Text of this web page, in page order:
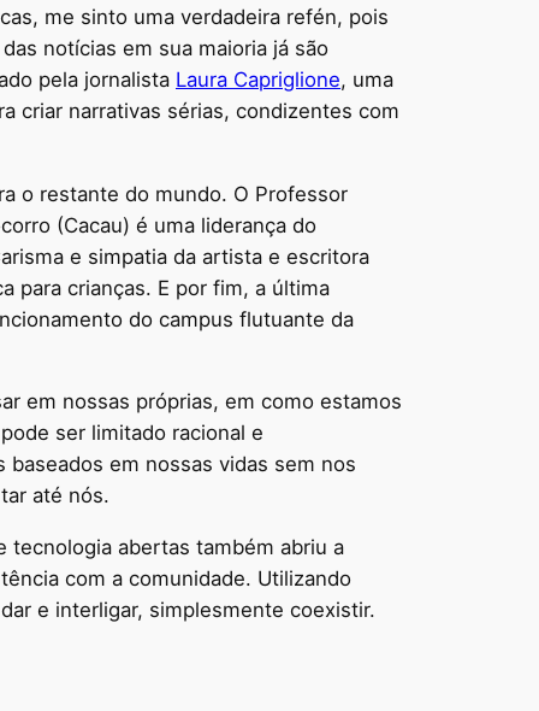
me sinto uma verdadeira refén, pois
notícias em sua maioria já são
pela jornalista Laura Capriglione, uma
criar narrativas sérias, condizentes com
o restante do mundo. O Professor
(Cacau) é uma liderança do
e simpatia da artista e escritora
para crianças. E por fim, a última
do campus flutuante da
em nossas próprias, em como estamos
ser limitado racional e
em nossas vidas sem nos
até nós.
tecnologia abertas também abriu a
com a comunidade. Utilizando
e interligar, simplesmente coexistir.